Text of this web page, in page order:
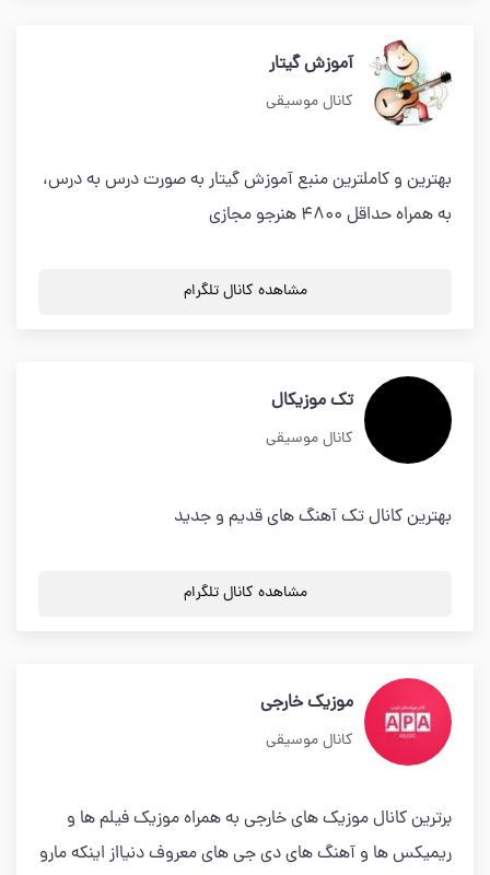
آموزش گیتار
کانال موسیقی
بهترین و کاملترین منبع آموزش گیتار به صورت درس به درس،
به همراه حداقل 4800 هنرجو مجازی
مشاهده کانال تلگرام
تک موزیکال
کانال موسیقی
بهترین کانال تک آهنگ های قدیم و جدید
مشاهده کانال تلگرام
موزیک خارجی
کانال موسیقی
برترین کانال موزیک های خارجی به همراه موزیک فیلم ها و
ریمیکس ها و آهنگ های دی جی های معروف دنیااز اینکه مارو